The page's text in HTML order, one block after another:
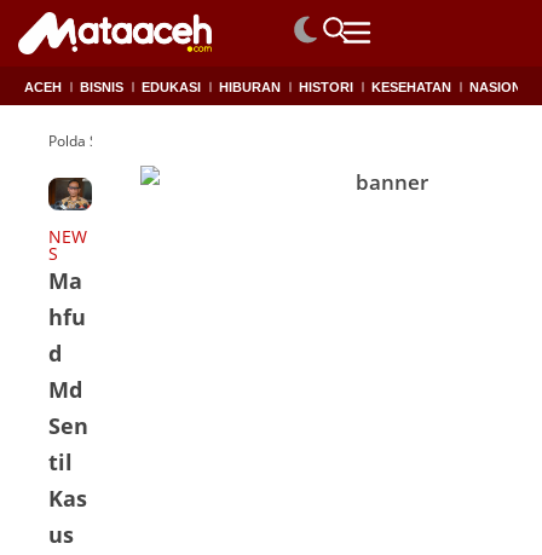
ACEH BISNIS EDUKASI HIBURAN HISTORI KESEHATAN NASIONAL
Polda Sumut
NEW
S
Ma
hfu
d
Md
Sen
til
Kas
us